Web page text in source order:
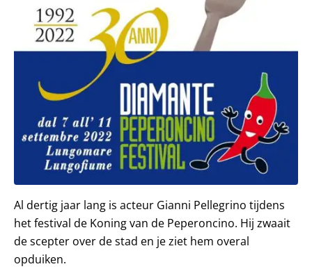
Al dertig jaar lang is acteur Gianni Pellegrino tijdens
het festival de Koning van de Peperoncino. Hij zwaait
de scepter over de stad en je ziet hem overal
opduiken.